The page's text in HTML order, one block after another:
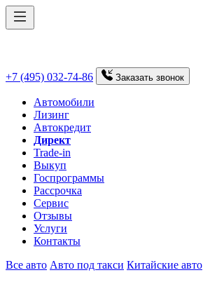
+7 (495) 032-74-86 Заказать звонок
Автомобили
Лизинг
Автокредит
Директ
Trade-in
Выкуп
Госпрограммы
Рассрочка
Сервис
Отзывы
Услуги
Контакты
Все авто Авто под такси Китайские авто